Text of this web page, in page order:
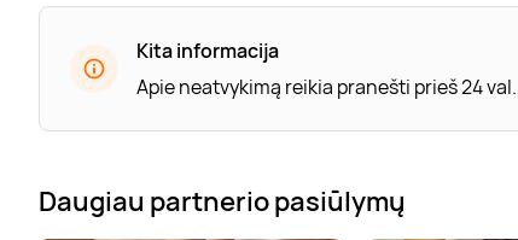
Kita informacija
Apie neatvykimą reikia pranešti prieš 24
Daugiau partnerio pasiūlymų